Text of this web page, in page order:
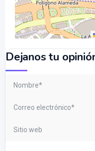
Dejanos tu